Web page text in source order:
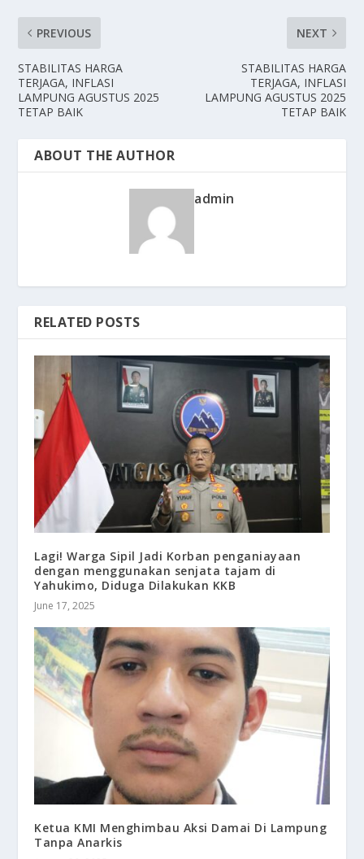
PREVIOUS
STABILITAS HARGA
TERJAGA, INFLASI
LAMPUNG AGUSTUS 2025
TETAP BAIK
NEXT
STABILITAS HARGA
TERJAGA, INFLASI
LAMPUNG AGUSTUS 2025
TETAP BAIK
ABOUT THE AUTHOR
admin
RELATED POSTS
Lagi! Warga Sipil Jadi Korban penganiayaan
dengan menggunakan senjata tajam di
Yahukimo, Diduga Dilakukan KKB
June 17, 2025
Ketua KMI Menghimbau Aksi Damai Di Lampung
Tanpa Anarkis